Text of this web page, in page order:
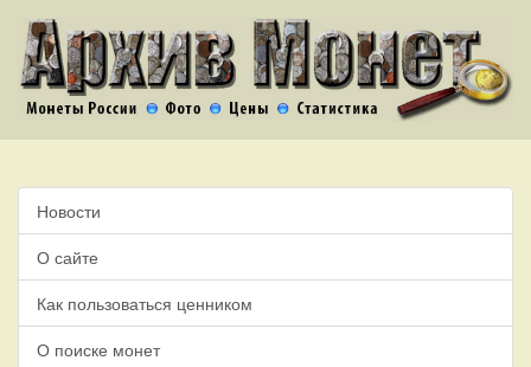
Новости
О сайте
Как пользоваться ценником
О поиске монет